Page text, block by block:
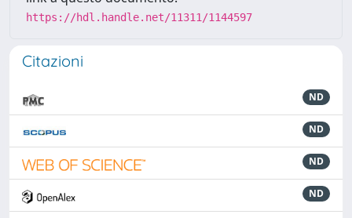
https://hdl.handle.net/11311/1144597
Citazioni
ND
ND
ND
ND